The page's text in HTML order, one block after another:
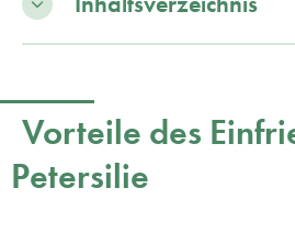
Vorteile des
Petersilie